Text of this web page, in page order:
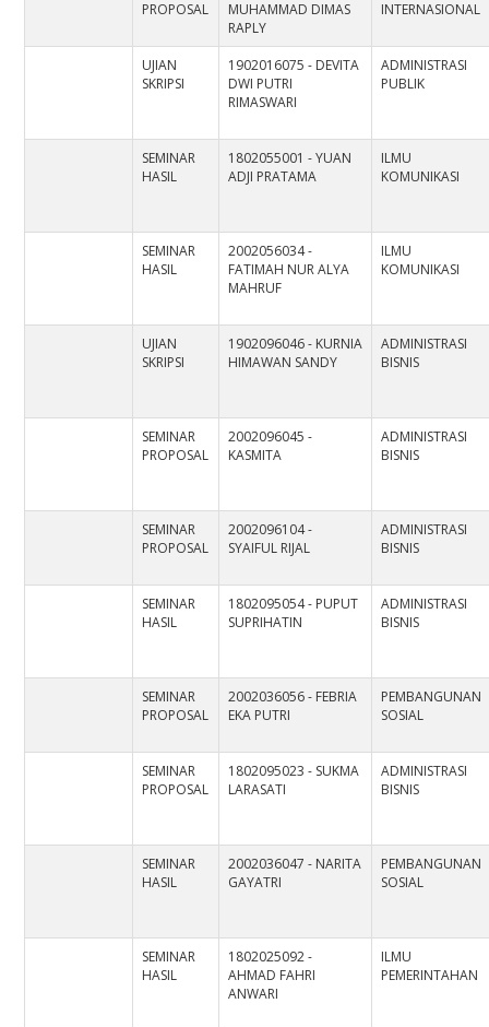
PROPOSAL
MUHAMMAD DIMAS
RAPLY
INTERNASIONAL
UJIAN
SKRIPSI
1902016075 - DEVITA
DWI PUTRI
RIMASWARI
ADMINISTRASI
PUBLIK
SEMINAR
HASIL
1802055001 - YUAN
ADJI PRATAMA
ILMU
KOMUNIKASI
SEMINAR
HASIL
2002056034 -
FATIMAH NUR ALYA
MAHRUF
ILMU
KOMUNIKASI
UJIAN
SKRIPSI
1902096046 - KURNIA
HIMAWAN SANDY
ADMINISTRASI
BISNIS
SEMINAR
PROPOSAL
2002096045 -
KASMITA
ADMINISTRASI
BISNIS
SEMINAR
PROPOSAL
2002096104 -
SYAIFUL RIJAL
ADMINISTRASI
BISNIS
SEMINAR
HASIL
1802095054 - PUPUT
SUPRIHATIN
ADMINISTRASI
BISNIS
SEMINAR
PROPOSAL
2002036056 - FEBRIA
EKA PUTRI
PEMBANGUNAN
SOSIAL
SEMINAR
PROPOSAL
1802095023 - SUKMA
LARASATI
ADMINISTRASI
BISNIS
SEMINAR
HASIL
2002036047 - NARITA
GAYATRI
PEMBANGUNAN
SOSIAL
SEMINAR
HASIL
1802025092 -
AHMAD FAHRI
ANWARI
ILMU
PEMERINTAHAN